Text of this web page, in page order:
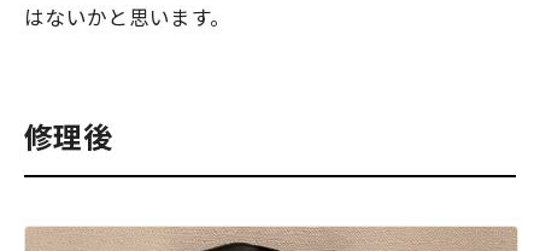
はないかと思います。
修理後